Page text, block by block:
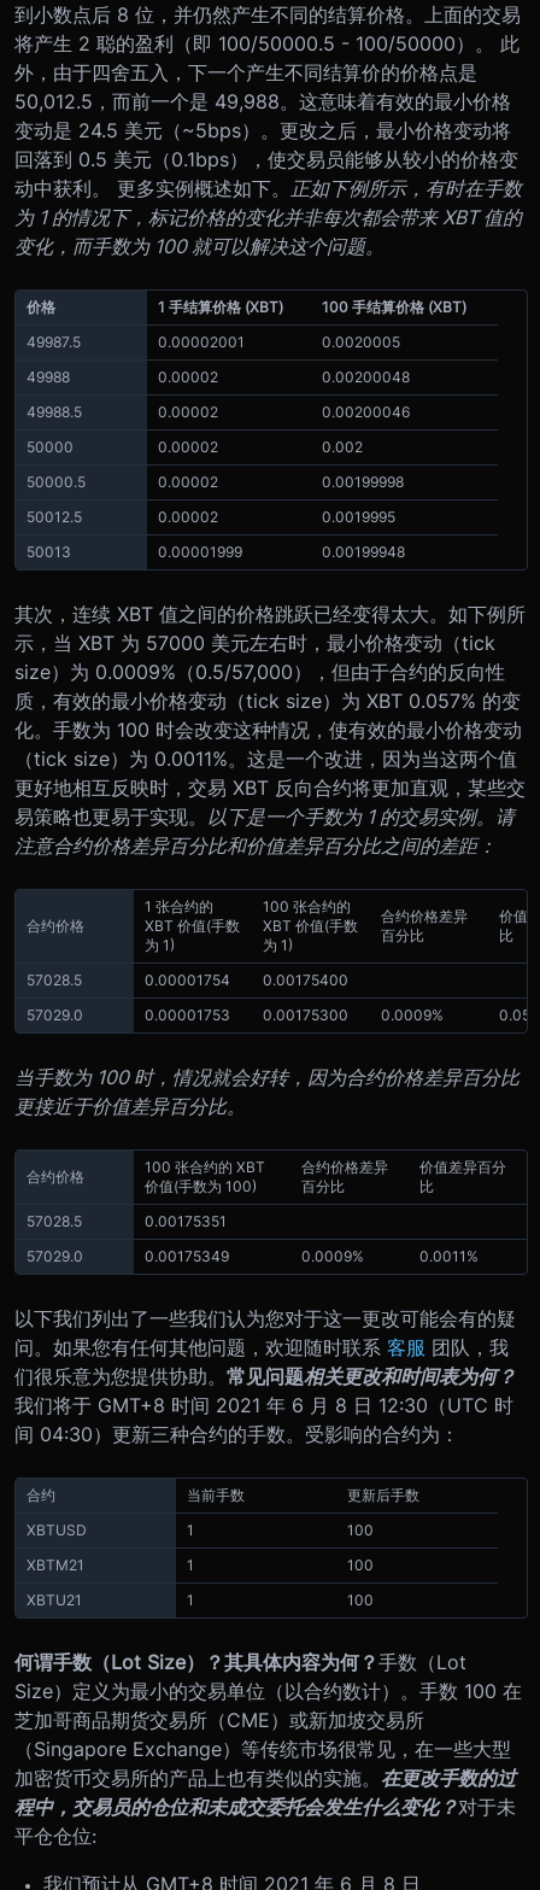
到小数点后 8 位，并仍然产生不同的结算价格。上面的交易
将产生 2 聪的盈利（即 100/50000.5 - 100/50000）。 此
外，由于四舍五入，下一个产生不同结算价的价格点是
50,012.5，而前一个是 49,988。这意味着有效的最小价格
变动是 24.5 美元（~5bps）。更改之后，最小价格变动将
回落到 0.5 美元（0.1bps），使交易员能够从较小的价格变
动中获利。 更多实例概述如下。
正如下例所示，有时在手数
为 1 的情况下，标记价格的变化并非每次都会带来 XBT 值的
变化，而手数为 100 就可以解决这个问题。
价格 1 手结算价格 (XBT)
100 手结算价格 (XBT)
49987.5
0.00002001
0.0020005
49988
0.00002
0.00200048
49988.5
0.00002
0.00200046
50000
0.00002
0.002
50000.5
0.00002
0.00199998
50012.5
0.00002
0.0019995
50013
0.00001999 0.00199948
其次，连续 XBT 值之间的价格跳跃已经变得太大。如下例所
示，当 XBT 为 57000 美元左右时，最小价格变动（tick
size）为 0.0009%（0.5/57,000），但由于合约的反向性
质，有效的最小价格变动（tick size）为 XBT 0.057% 的变
化。手数为 100 时会改变这种情况，使有效的最小价格变动
（tick size）为 0.0011%。这是一个改进，因为当这两个值
更好地相互反映时，交易 XBT 反向合约将更加直观，某些交
易策略也更易于实现。 以下是一个手数为 1 的交易实例。请
注意合约价格差异百分比和价值差异百分比之间的差距：
合约价格
1 张合约的
XBT 价值(手数
为 1)
100 张合约的
XBT 价值(手数
为 1)
合约价格差异
百分比
价值
比
57028.5 0.00001754
0.00175400
57029.0
0.00001753 0.00175300 0.0009%
当手数为 100 时，情况就会好转，因为合约价格差异百分比
更接近于价值差异百分比。
合约价格
100 张合约的 XBT
价值(手数为 100)
合约价格差异
百分比
价值差异百分
比
57028.5
0.00175351
57029.0
0.00175349 0.0009% 0.0011%
以下我们列出了一些我们认为您对于这一更改可能会有的疑
问。如果您有任何其他问题，欢迎随时联系 客服 团队，我
们很乐意为您提供协助。 常见问题相关更改和时间表为何？
我们将于 GMT+8 时间 2021 年 6 月 8 日 12:30（UTC 时
间 04:30）更新三种合约的手数。 受影响的合约为：
合约 当前手数
更新后手数
XBTUSD
1
100
XBTM21
1
100
XBTU21
1 100
何谓手数（Lot Size）？其具体内容为何？手数（Lot
Size）定义为最小的交易单位（以合约数计）。手数 100 在
芝加哥商品期货交易所（CME）或新加坡交易所
（Singapore Exchange）等传统市场很常见，在一些大型
加密货币交易所的产品上也有类似的实施。 在更改手数的过
程中，交易员的仓位和未成交委托会发生什么变化？对于未
平仓仓位:
我们预计从 GMT+8 时间 2021 年 6 月 8 日